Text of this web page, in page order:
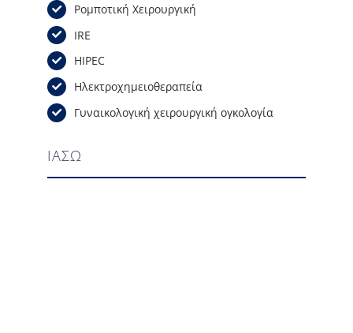
Ρομποτική Χειρουργική
IRE
HIPEC
Ηλεκτροχημειοθεραπεία
Γυναικολογική χειρουργική ογκολογία
ΙΑΣΩ